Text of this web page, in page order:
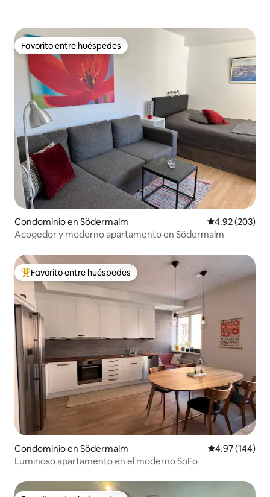
Favorito entre huéspedes
Favorito entre huéspedes
Condominio en Södermalm Calificación
4.92 (203)
Acogedor y moderno apartamento en Södermalm
De los mejores en Favorito entre huéspedes
Favorito entre huéspedes
Condominio en Södermalm Calificación
4.97 (144)
Luminoso apartamento en el moderno SoFo